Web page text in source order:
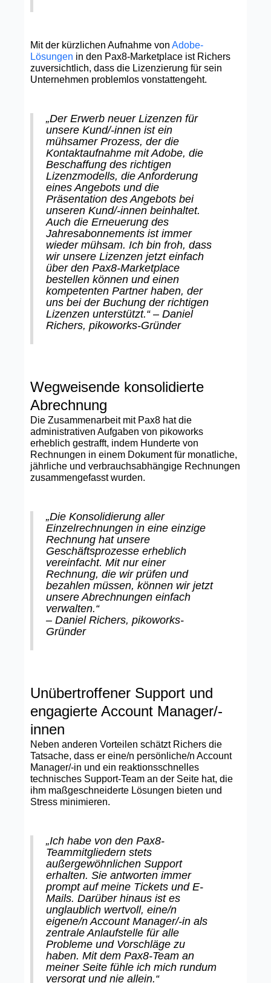
Mit der kürzlichen Aufnahme von Adobe-
Lösungen in den Pax8-Marketplace ist Richers
zuversichtlich, dass die Lizenzierung für sein
Unternehmen problemlos vonstattengeht.
„Der Erwerb neuer Lizenzen für
unsere Kund/-innen ist ein
mühsamer Prozess, der die
Kontaktaufnahme mit Adobe, die
Beschaffung des richtigen
Lizenzmodells, die Anforderung
eines Angebots und die
Präsentation des Angebots bei
unseren Kund/-innen beinhaltet.
Auch die Erneuerung des
Jahresabonnements ist immer
wieder mühsam. Ich bin froh, dass
wir unsere Lizenzen jetzt einfach
über den Pax8-Marketplace
bestellen können und einen
kompetenten Partner haben, der
uns bei der Buchung der richtigen
Lizenzen unterstützt.“ – Daniel
Richers, pikoworks-Gründer
Wegweisende konsolidierte
Abrechnung
Die Zusammenarbeit mit Pax8 hat die
administrativen Aufgaben von pikoworks
erheblich gestrafft, indem Hunderte von
Rechnungen in einem Dokument für monatliche,
jährliche und verbrauchsabhängige Rechnungen
zusammengefasst wurden.
„Die Konsolidierung aller
Einzelrechnungen in eine einzige
Rechnung hat unsere
Geschäftsprozesse erheblich
vereinfacht. Mit nur einer
Rechnung, die wir prüfen und
bezahlen müssen, können wir jetzt
unsere Abrechnungen einfach
verwalten.“
– Daniel Richers, pikoworks-
Gründer
Unübertroffener Support und
engagierte Account Manager/-
innen
Neben anderen Vorteilen schätzt Richers die
Tatsache, dass er eine/n persönliche/n Account
Manager/-in und ein reaktionsschnelles
technisches Support-Team an der Seite hat, die
ihm maßgeschneiderte Lösungen bieten und
Stress minimieren.
„Ich habe von den Pax8-
Teammitgliedern stets
außergewöhnlichen Support
erhalten. Sie antworten immer
prompt auf meine Tickets und E-
Mails. Darüber hinaus ist es
unglaublich wertvoll, eine/n
eigene/n Account Manager/-in als
zentrale Anlaufstelle für alle
Probleme und Vorschläge zu
haben. Mit dem Pax8-Team an
meiner Seite fühle ich mich rundum
versorgt und nie allein.“